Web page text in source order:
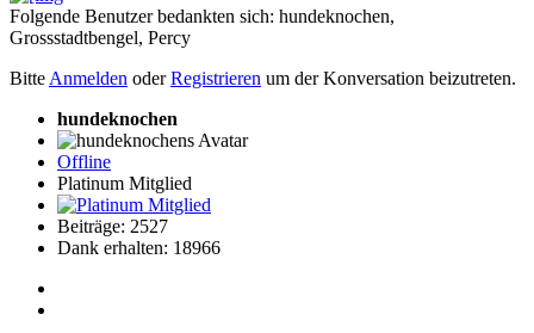
Folgende Benutzer bedankten sich: hundeknochen,
Grossstadtbengel, Percy
Bitte Anmelden oderRegistrieren um der Konversation beizutreten.
hundeknochen
Offline
Platinum Mitglied
Beiträge: 2527
Dank erhalten: 18966